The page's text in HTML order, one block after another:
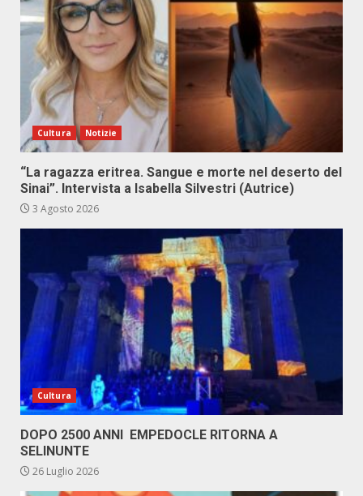
Cultura Notizie
“La ragazza eritrea. Sangue e morte nel deserto del
Sinai”. Intervista a Isabella Silvestri (Autrice)
3 Agosto 2026
Cultura
DOPO 2500 ANNI EMPEDOCLE RITORNA A
SELINUNTE
26 Luglio 2026